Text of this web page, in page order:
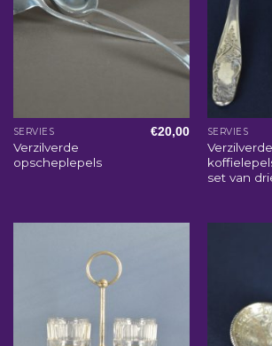
SERVIES
Verzilverde
opscheplepels
€20,00 SERVIES
set van